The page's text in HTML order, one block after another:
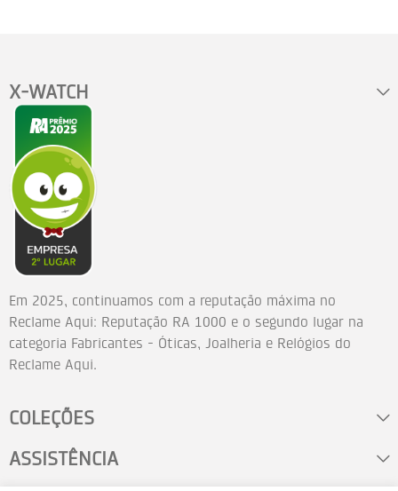
X-WATCH
Em 2025, continuamos com a reputação máxima no
Reclame Aqui: Reputação RA 1000 e o segundo lugar na
categoria Fabricantes - Óticas, Joalheria e Relógios do
Reclame Aqui.
COLEÇÕES
ASSISTÊNCIA